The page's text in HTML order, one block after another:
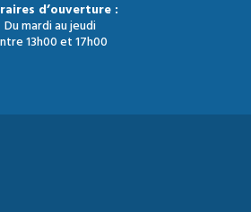
d’ouverture :
Du mardi au jeudi
13h00 et 17h00